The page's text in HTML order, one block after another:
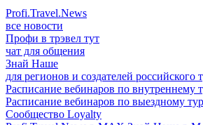
Profi.Travel.News
все новости
Профи в трэвел тут
чат для общения
Знай Наше
для регионов и создателей российского
Расписание вебинаров по внутреннему
Расписание вебинаров по выездному
Сообщество Loyalty